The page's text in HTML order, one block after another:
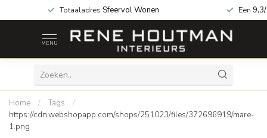
Totaaladres Sfeervol Wonen Een
MENU
Home / Tags
/
https://cdn.webshopapp.com/shops/251023/files/372696919/mare-
1.png